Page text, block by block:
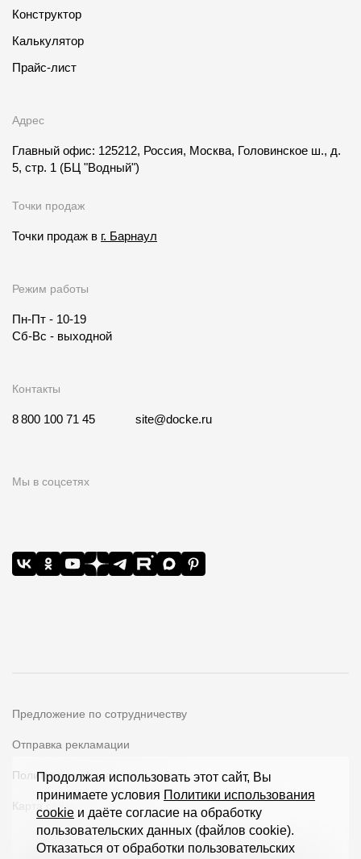
Конструктор
Калькулятор
Прайс-лист
Адрес
Главный офис: 125212, Россия, Москва, Головинское ш., д.
5, стр. 1 (БЦ "Водный")
Точки продаж
Точки продаж в г. Барнаул
Режим работы
Пн-Пт - 10-19
Сб-Вс - выходной
Контакты
8 800 100 71 45 site@docke.ru
Мы в соцсетях
Предложение по сотрудничеству
Отправка рекламации
Политика конфиденциальности
Карта сайта
Продолжая использовать этот сайт, Вы
принимаете условия Политики использования
cookie и даёте согласие на обработку
пользовательских данных (файлов cookie).
Отказаться от обработки пользовательских